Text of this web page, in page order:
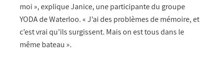
moi », explique Janice, une participante du groupe
YODA de Waterloo. « J’ai des problèmes de mémoire, et
c’est vrai qu’ils surgissent. Mais on est tous dans le
même bateau ».